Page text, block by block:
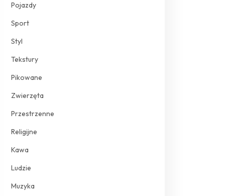
Pojazdy
Sport
Styl
Tekstury
Pikowane
Zwierzęta
Przestrzenne
Religijne
Kawa
Ludzie
Muzyka